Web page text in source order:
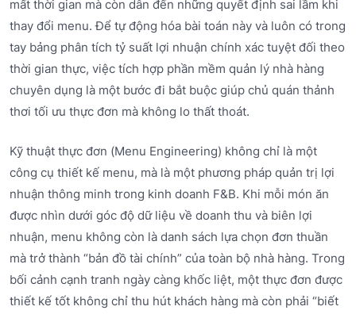
mất thời gian mà còn dẫn đến những quyết định sai lầm khi
thay đổi menu. Để tự động hóa bài toán này và luôn có trong
tay bảng phân tích tỷ suất lợi nhuận chính xác tuyệt đối theo
thời gian thực, việc tích hợp phần mềm quản lý nhà hàng
chuyên dụng là một bước đi bắt buộc giúp chủ quán thảnh
thơi tối ưu thực đơn mà không lo thất thoát.
Kỹ thuật thực đơn (Menu Engineering) không chỉ là một
công cụ thiết kế menu, mà là một phương pháp quản trị lợi
nhuận thông minh trong kinh doanh F&B. Khi mỗi món ăn
được nhìn dưới góc độ dữ liệu về doanh thu và biên lợi
nhuận, menu không còn là danh sách lựa chọn đơn thuần
mà trở thành “bản đồ tài chính” của toàn bộ nhà hàng. Trong
bối cảnh cạnh tranh ngày càng khốc liệt, một thực đơn được
thiết kế tốt không chỉ thu hút khách hàng mà còn phải “biết